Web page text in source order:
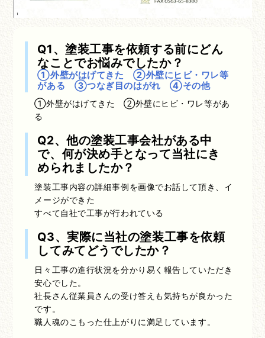
Q1、塗装工事を依頼する前にどん
なことでお悩みでしたか？
①外壁がはげてきた ②外壁にヒビ・ワレ等
がある ③つなぎ目のはがれ ④その他
①外壁がはげてきた ②外壁にヒビ・ワレ等があ
る
Q2、他の塗装工事会社がある中
で、何が決め手となって当社にき
められましたか？
塗装工事内容の詳細事例を画像でお話して頂き、イ
メージができた
すべて自社で工事が行われている
Q3、実際に当社の塗装工事を依頼
してみてどうでしたか？
日々工事の進行状況を分かり易く報告していただき
安心でした。
社長さん従業員さんの受け答えも気持ちが良かった
です。
職人魂のこもった仕上がりに満足しています。